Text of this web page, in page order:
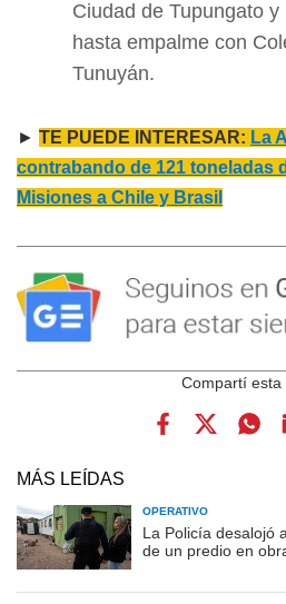
Ciudad de Tupungato
hasta empalme con
Tunuyán.
► TE PUEDE INTERESAR: La
contrabando de 121 toneladas
Misiones a Chile y Brasil
MÁS LEÍDAS
OPERATIVO
La Policía desalojó
de un predio en